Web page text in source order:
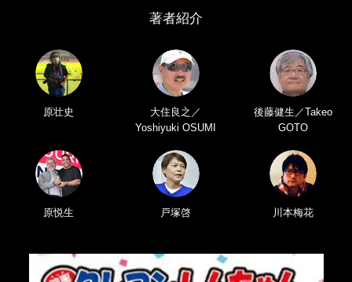
著者紹介
原壮史
大住良之／
Yoshiyuki OSUMI
後藤健生／Takeo
GOTO
原悦生 戸塚啓 川本梅花